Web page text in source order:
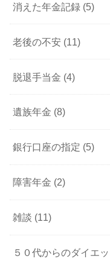
消えた年金記録 (5)
老後の不安 (11)
脱退手当金 (4)
遺族年金 (8)
銀行口座の指定 (5)
障害年金 (2)
雑談 (11)
５０代からのダイエ